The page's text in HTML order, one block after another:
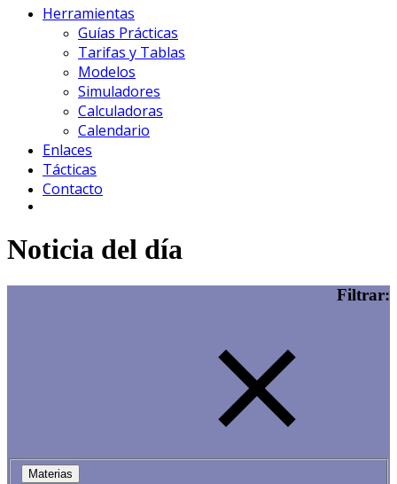
Herramientas
Guías Prácticas
Tarifas y Tablas
Modelos
Simuladores
Calculadoras
Calendario
Enlaces
Tácticas
Contacto
Noticia del día
Filtrar:
Materias